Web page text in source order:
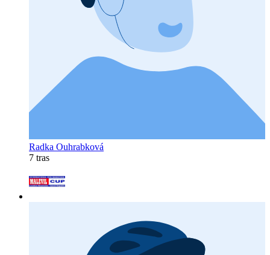
Radka Ouhrabková
7 tras